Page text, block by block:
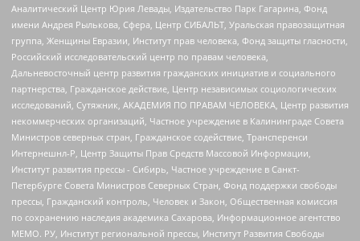
Аналитический Центр Юрия Левады, Издательство Парк Гагарина, Фонд
имени Андрея Рылькова, Сфера, Центр СИБАЛЬТ, Уральская правозащитная
группа, Женщины Евразии, Институт прав человека, Фонд защиты гласности,
Российский исследовательский центр по правам человека,
Дальневосточный центр развития гражданских инициатив и социального
партнерства, Гражданское действие, Центр независимых социологических
исследований, Сутяжник, АКАДЕМИЯ ПО ПРАВАМ ЧЕЛОВЕКА, Центр развития
некоммерческих организаций, Частное учреждение в Калининграде Совета
Министров северных стран, Гражданское содействие, Трансперенси
Интернешнл-Р, Центр Защиты Прав Средств Массовой Информации,
Институт развития прессы - Сибирь, Частное учреждение в Санкт-
Петербурге Совета Министров Северных Стран, Фонд поддержки свободы
прессы, Гражданский контроль, Человек и Закон, Общественная комиссия
по сохранению наследия академика Сахарова, Информационное агентство
МЕМО. РУ, Институт региональной прессы, Институт Развития Свободы